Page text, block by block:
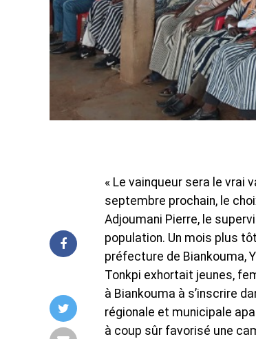
« Le vainqueur sera le vrai
septembre prochain, le
Adjoumani Pierre, le
population. Un mois plus
préfecture de Biankouma,
Tonkpi exhortait jeunes,
à Biankouma à s’inscrire
régionale et municipale
à coup sûr favorisé une